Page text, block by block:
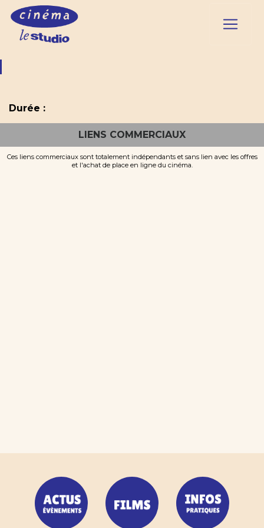
Durée :
LIENS COMMERCIAUX
Ces liens commerciaux sont totalement indépendants et sans lien avec les offres
et l'achat de place en ligne du cinéma.